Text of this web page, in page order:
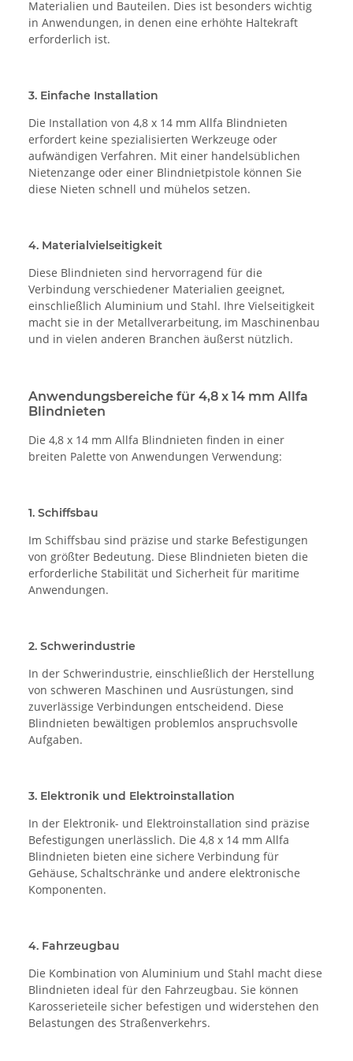
Materialien und Bauteilen. Dies ist besonders wichtig
in Anwendungen, in denen eine erhöhte Haltekraft
erforderlich ist.
3. Einfache Installation
Die Installation von 4,8 x 14 mm Allfa Blindnieten
erfordert keine spezialisierten Werkzeuge oder
aufwändigen Verfahren. Mit einer handelsüblichen
Nietenzange oder einer Blindnietpistole können Sie
diese Nieten schnell und mühelos setzen.
4. Materialvielseitigkeit
Diese Blindnieten sind hervorragend für die
Verbindung verschiedener Materialien geeignet,
einschließlich Aluminium und Stahl. Ihre Vielseitigkeit
macht sie in der Metallverarbeitung, im Maschinenbau
und in vielen anderen Branchen äußerst nützlich.
Anwendungsbereiche für 4,8 x 14 mm Allfa
Blindnieten
Die 4,8 x 14 mm Allfa Blindnieten finden in einer
breiten Palette von Anwendungen Verwendung:
1. Schiffsbau
Im Schiffsbau sind präzise und starke Befestigungen
von größter Bedeutung. Diese Blindnieten bieten die
erforderliche Stabilität und Sicherheit für maritime
Anwendungen.
2. Schwerindustrie
In der Schwerindustrie, einschließlich der Herstellung
von schweren Maschinen und Ausrüstungen, sind
zuverlässige Verbindungen entscheidend. Diese
Blindnieten bewältigen problemlos anspruchsvolle
Aufgaben.
3. Elektronik und Elektroinstallation
In der Elektronik- und Elektroinstallation sind präzise
Befestigungen unerlässlich. Die 4,8 x 14 mm Allfa
Blindnieten bieten eine sichere Verbindung für
Gehäuse, Schaltschränke und andere elektronische
Komponenten.
4. Fahrzeugbau
Die Kombination von Aluminium und Stahl macht diese
Blindnieten ideal für den Fahrzeugbau. Sie können
Karosserieteile sicher befestigen und widerstehen den
Belastungen des Straßenverkehrs.